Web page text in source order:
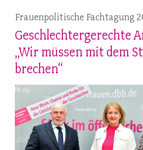
Frauenpolitische Fachtagung
Geschlechtergerechte
„Wir müssen mit dem
brechen“